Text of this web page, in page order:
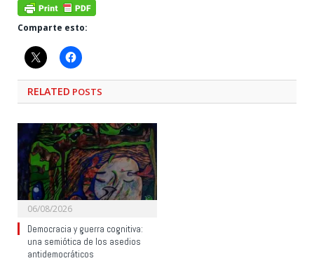
Comparte esto:
RELATED POSTS
06/08/2026
Democracia y guerra cognitiva:
una semiótica de los asedios
antidemocráticos